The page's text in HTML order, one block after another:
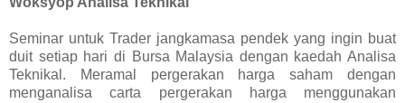
Seminar untuk Trader jangkamasa pendek yang ingin buat
duit setiap hari di Bursa Malaysia dengan kaedah Analisa
Teknikal. Meramal pergerakan harga saham dengan
menganalisa carta pergerakan harga menggunakan